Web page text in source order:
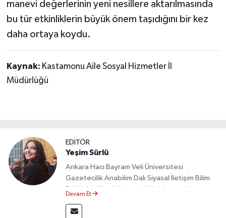
manevi değerlerinin yeni nesillere aktarılmasında
bu tür etkinliklerin büyük önem taşıdığını bir kez
daha ortaya koydu.
Kaynak: Kastamonu Aile Sosyal Hizmetler İl
Müdürlüğü
EDİTÖR
Yeşim Sürlü
Ankara Hacı Bayram Veli Üniversitesi
Gazetecilik Anabilim Dalı Siyasal İletişim Bilim
Dalı’nda yüksek lisans eğitimini tamamlamıştır.
akademik çalışmalar gerçekleştirmiştir.
Devam Et